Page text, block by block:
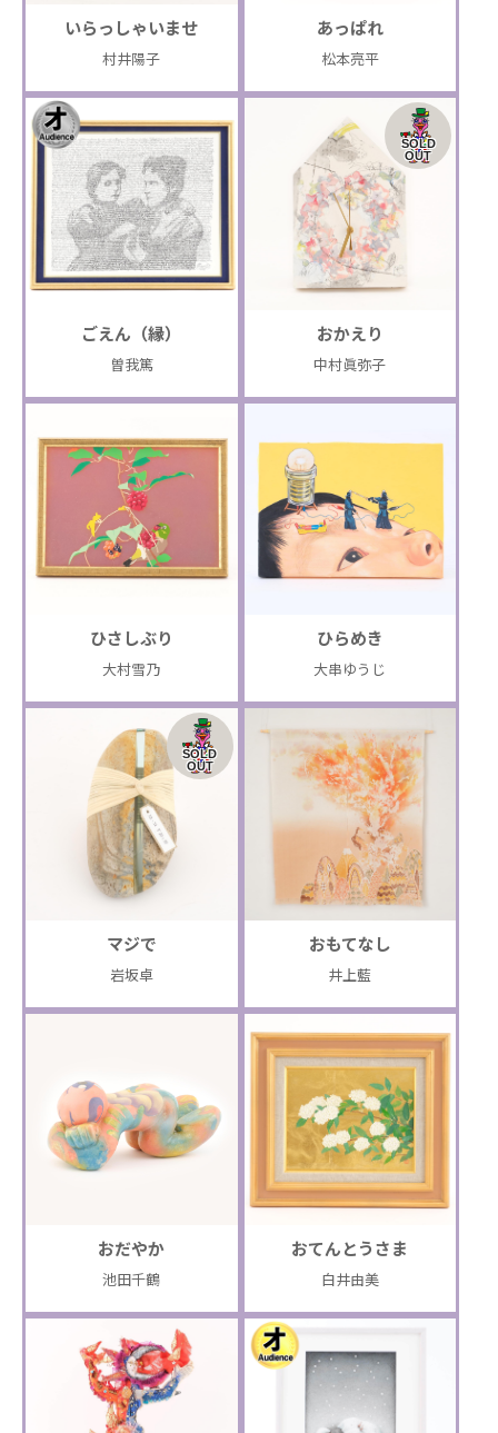
いらっしゃいませ
村井陽子
あっぱれ
松本亮平
ごえん（縁）
曽我篤
SOLD
OUT
おかえり
中村眞弥子
ひさしぶり
大村雪乃
ひらめき
大串ゆうじ
SOLD
OUT
マジで
岩坂卓
おもてなし
井上藍
おだやか
池田千鶴
おてんとうさま
白井由美